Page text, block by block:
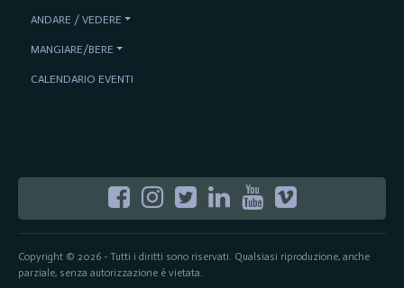
Copyright © 2026 - Tutti i diritti sono riservati. Qualsiasi riproduzione, anche
parziale, senza autorizzazione è vietata.
ANDARE / VEDERE
MANGIARE/BERE
CALENDARIO EVENTI